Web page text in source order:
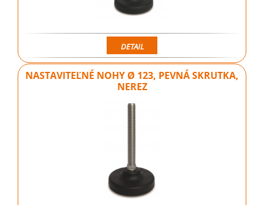
DETAIL
NASTAVITEĽNÉ NOHY Ø 123, PEVNÁ SKRUTKA,
NEREZ